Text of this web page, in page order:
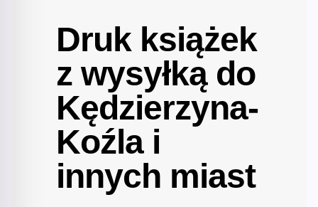
Druk książek
z wysyłką do
Kędzierzyna-
Koźla i
innych miast